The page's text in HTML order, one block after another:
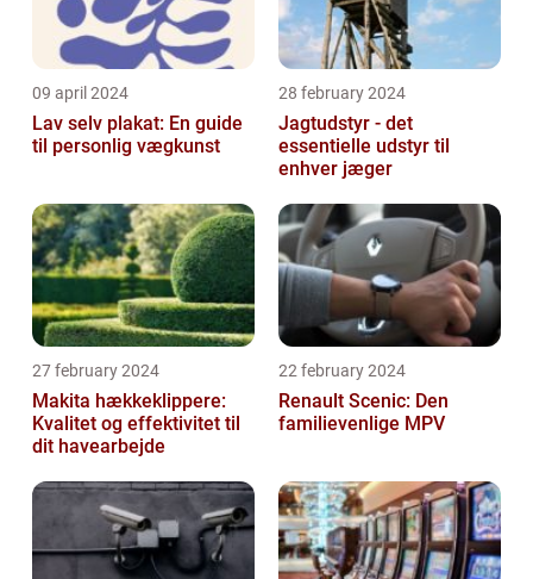
09 april 2024
Lav selv plakat: En guide
til personlig vægkunst
28 february 2024
Jagtudstyr - det
essentielle udstyr til
enhver jæger
27 february 2024
Makita hækkeklippere:
Kvalitet og effektivitet til
dit havearbejde
22 february 2024
Renault Scenic: Den
familievenlige MPV